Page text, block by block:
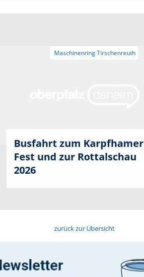
Busfahrt zum Karpfhamer
Fest und zur Rottalschau
2026
zurück zur Übersicht